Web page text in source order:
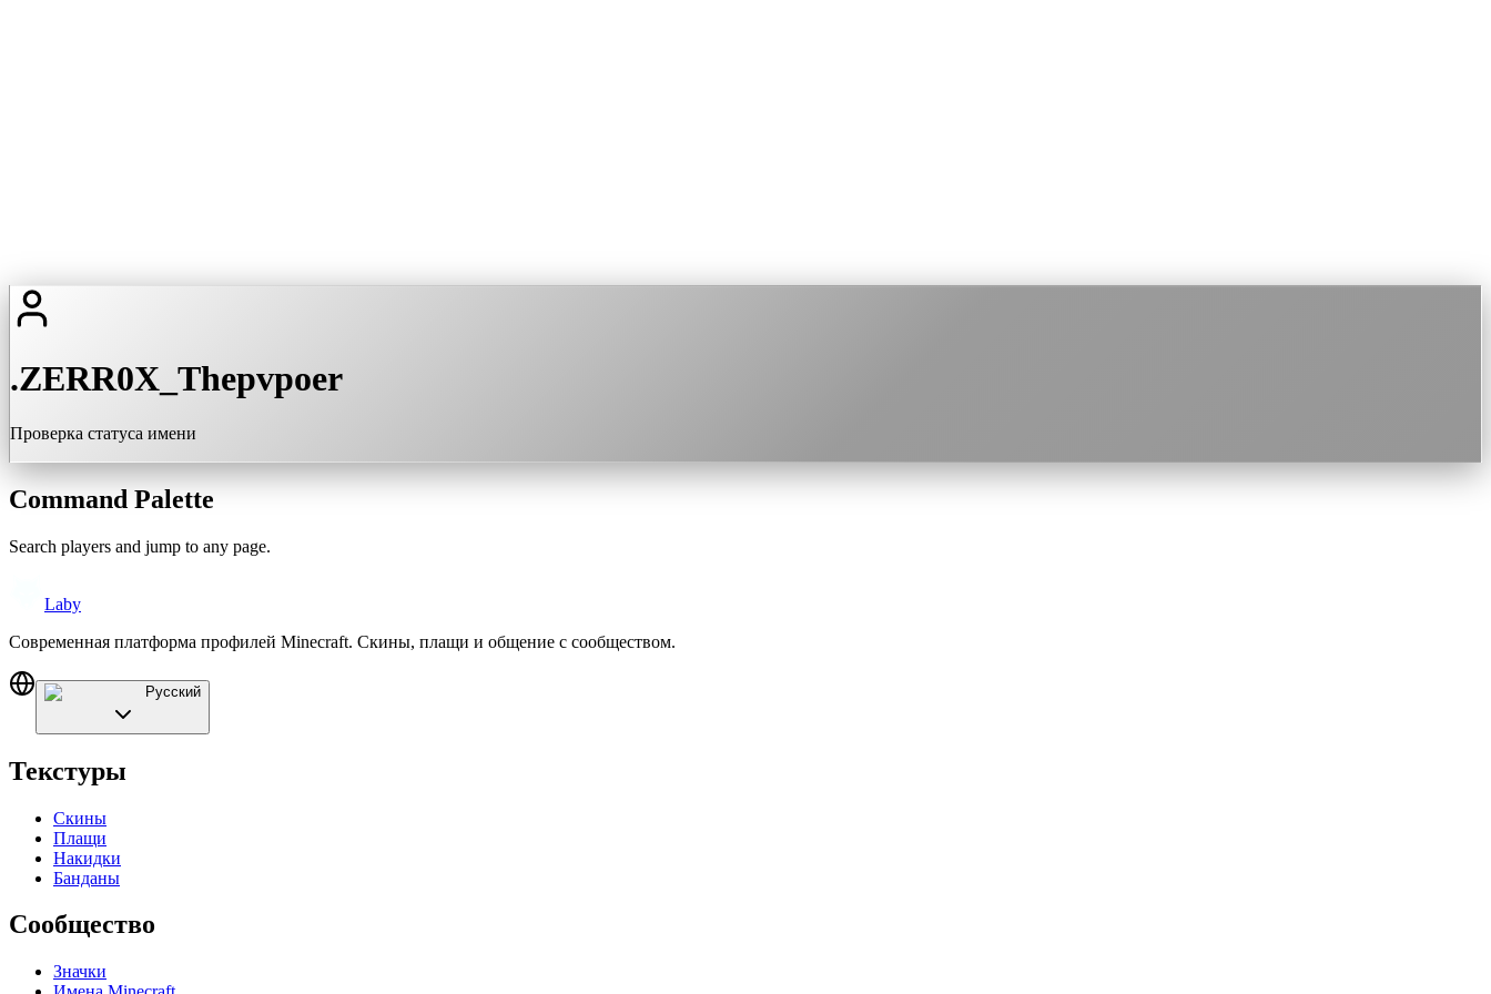
.ZERR0X_Thepvpoer
Проверка статуса имени
Command Palette
Search players and jump to any page.
Laby
Современная платформа профилей Minecraft. Скины, плащи и общение с сообществом.
Русский
Текстуры
Скины
Плащи
Накидки
Банданы
Сообщество
Значки